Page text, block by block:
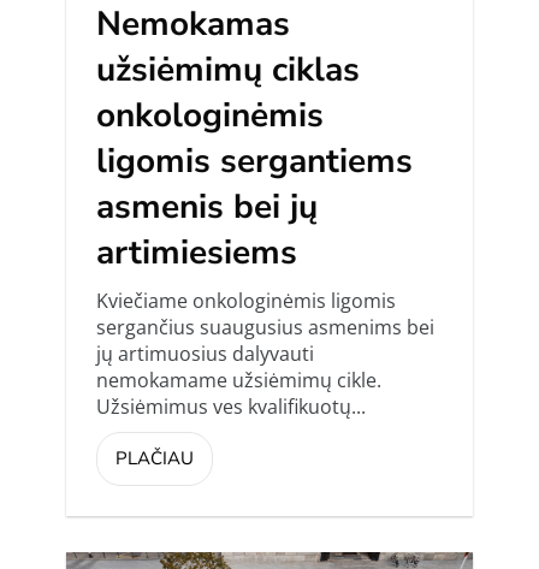
Nemokamas
užsiėmimų ciklas
onkologinėmis
ligomis sergantiems
asmenis bei jų
artimiesiems
Kviečiame onkologinėmis ligomis
sergančius suaugusius asmenims bei
jų artimuosius dalyvauti
nemokamame užsiėmimų cikle.
Užsiėmimus ves kvalifikuotų...
PLAČIAU